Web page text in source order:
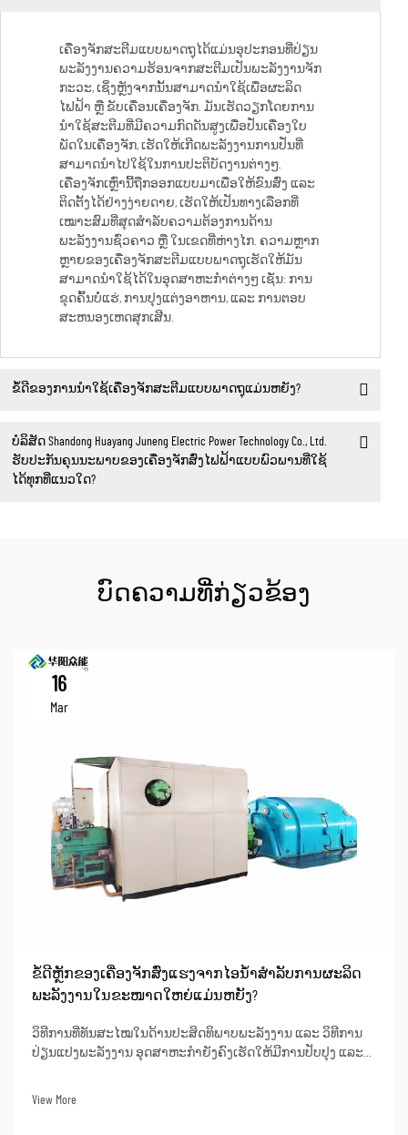
ເຄື່ອງຈັກສະຕີມແບບພາດຖຸໄດ້ແມ່ນອຸປະກອນທີ່ປ່ຽນ
ພະລັງງານຄວາມຮ້ອນຈາກສະຕີມເປັນພະລັງງານຈັກ
ກະວະ, ເຊິ່ງຫຼັງຈາກນັ້ນສາມາດນຳໃຊ້ເພື່ອຜະລິດ
ໄຟຟ້າ ຫຼື ຂັບເຄື່ອນເຄື່ອງຈັກ. ມັນເຮັດວຽກໂດຍການ
ນຳໃຊ້ສະຕີມທີ່ມີຄວາມກົດດັນສູງເພື່ອປັ່ນເຄື່ອງໃບ
ພັດໃນເຄື່ອງຈັກ, ເຮັດໃຫ້ເກີດພະລັງງານການປັ່ນທີ່
ສາມາດນຳໄປໃຊ້ໃນການປະຕິບັດງານຕ່າງໆ.
ເຄື່ອງຈັກເຫຼົ່ານີ້ຖືກອອກແບບມາເພື່ອໃຫ້ຂົນສົ່ງ ແລະ
ຕິດຕັ້ງໄດ້ຢ່າງງ່າຍດາຍ, ເຮັດໃຫ້ເປັນທາງເລືອກທີ່
ເໝາະສົມທີ່ສຸດສຳລັບຄວາມຕ້ອງການດ້ານ
ພະລັງງານຊົ່ວຄາວ ຫຼື ໃນເຂດທີ່ຫ່າງໄກ. ຄວາມຫຼາກ
ຫຼາຍຂອງເຄື່ອງຈັກສະຕີມແບບພາດຖຸເຮັດໃຫ້ມັນ
ສາມາດນຳໃຊ້ໄດ້ໃນອຸດສາຫະກຳຕ່າງໆ ເຊັ່ນ: ການ
ຂຸດຄົ້ນບໍ່ແຮ່, ການປຸງແຕ່ງອາຫານ, ແລະ ການຕອບ
ສະຫນອງເຫດສຸກເສີນ.
ຂໍ້ດີຂອງການນຳໃຊ້ເຄື່ອງຈັກສະຕີມແບບພາດຖຸແມ່ນຫຍັງ?
ບໍລິສັດ Shandong Huayang Juneng Electric Power Technology Co., Ltd.
ຮັບປະກັນຄຸນນະພາບຂອງເຄື່ອງຈັກສົ່ງໄຟຟ້າແບບພົວພານທີ່ໃຊ້
ໄດ້ທຸກທີ່ແນວໃດ?
ບົດຄວາມທີ່ກ່ຽວຂ້ອງ
16
Mar
ຂໍ້ດີຫຼັກຂອງເຄື່ອງຈັກສົ່ງແຮງຈາກໄອນ້ຳສຳລັບການຜະລິດ
ພະລັງງານໃນຂະໜາດໃຫຍ່ແມ່ນຫຍັງ?
ວິທີການທີ່ທັນສະໄໝໃນດ້ານປະສິດທິພາບພະລັງງານ ແລະ ວິທີການ
ປ່ຽນແປງພະລັງງານ ອຸດສາຫະກຳຍັງຄົງເຮັດໃຫ້ມີການປັບປຸງ ແລະ
View More